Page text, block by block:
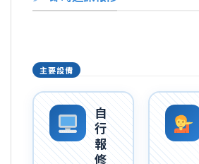
主要設備
自
行
報
修